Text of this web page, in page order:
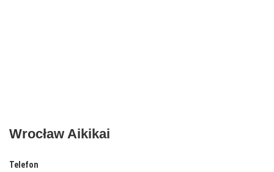
Wrocław Aikikai
Telefon